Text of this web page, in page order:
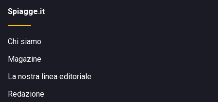
Spiagge.it
Chi siamo
Magazine
La nostra linea editoriale
Redazione